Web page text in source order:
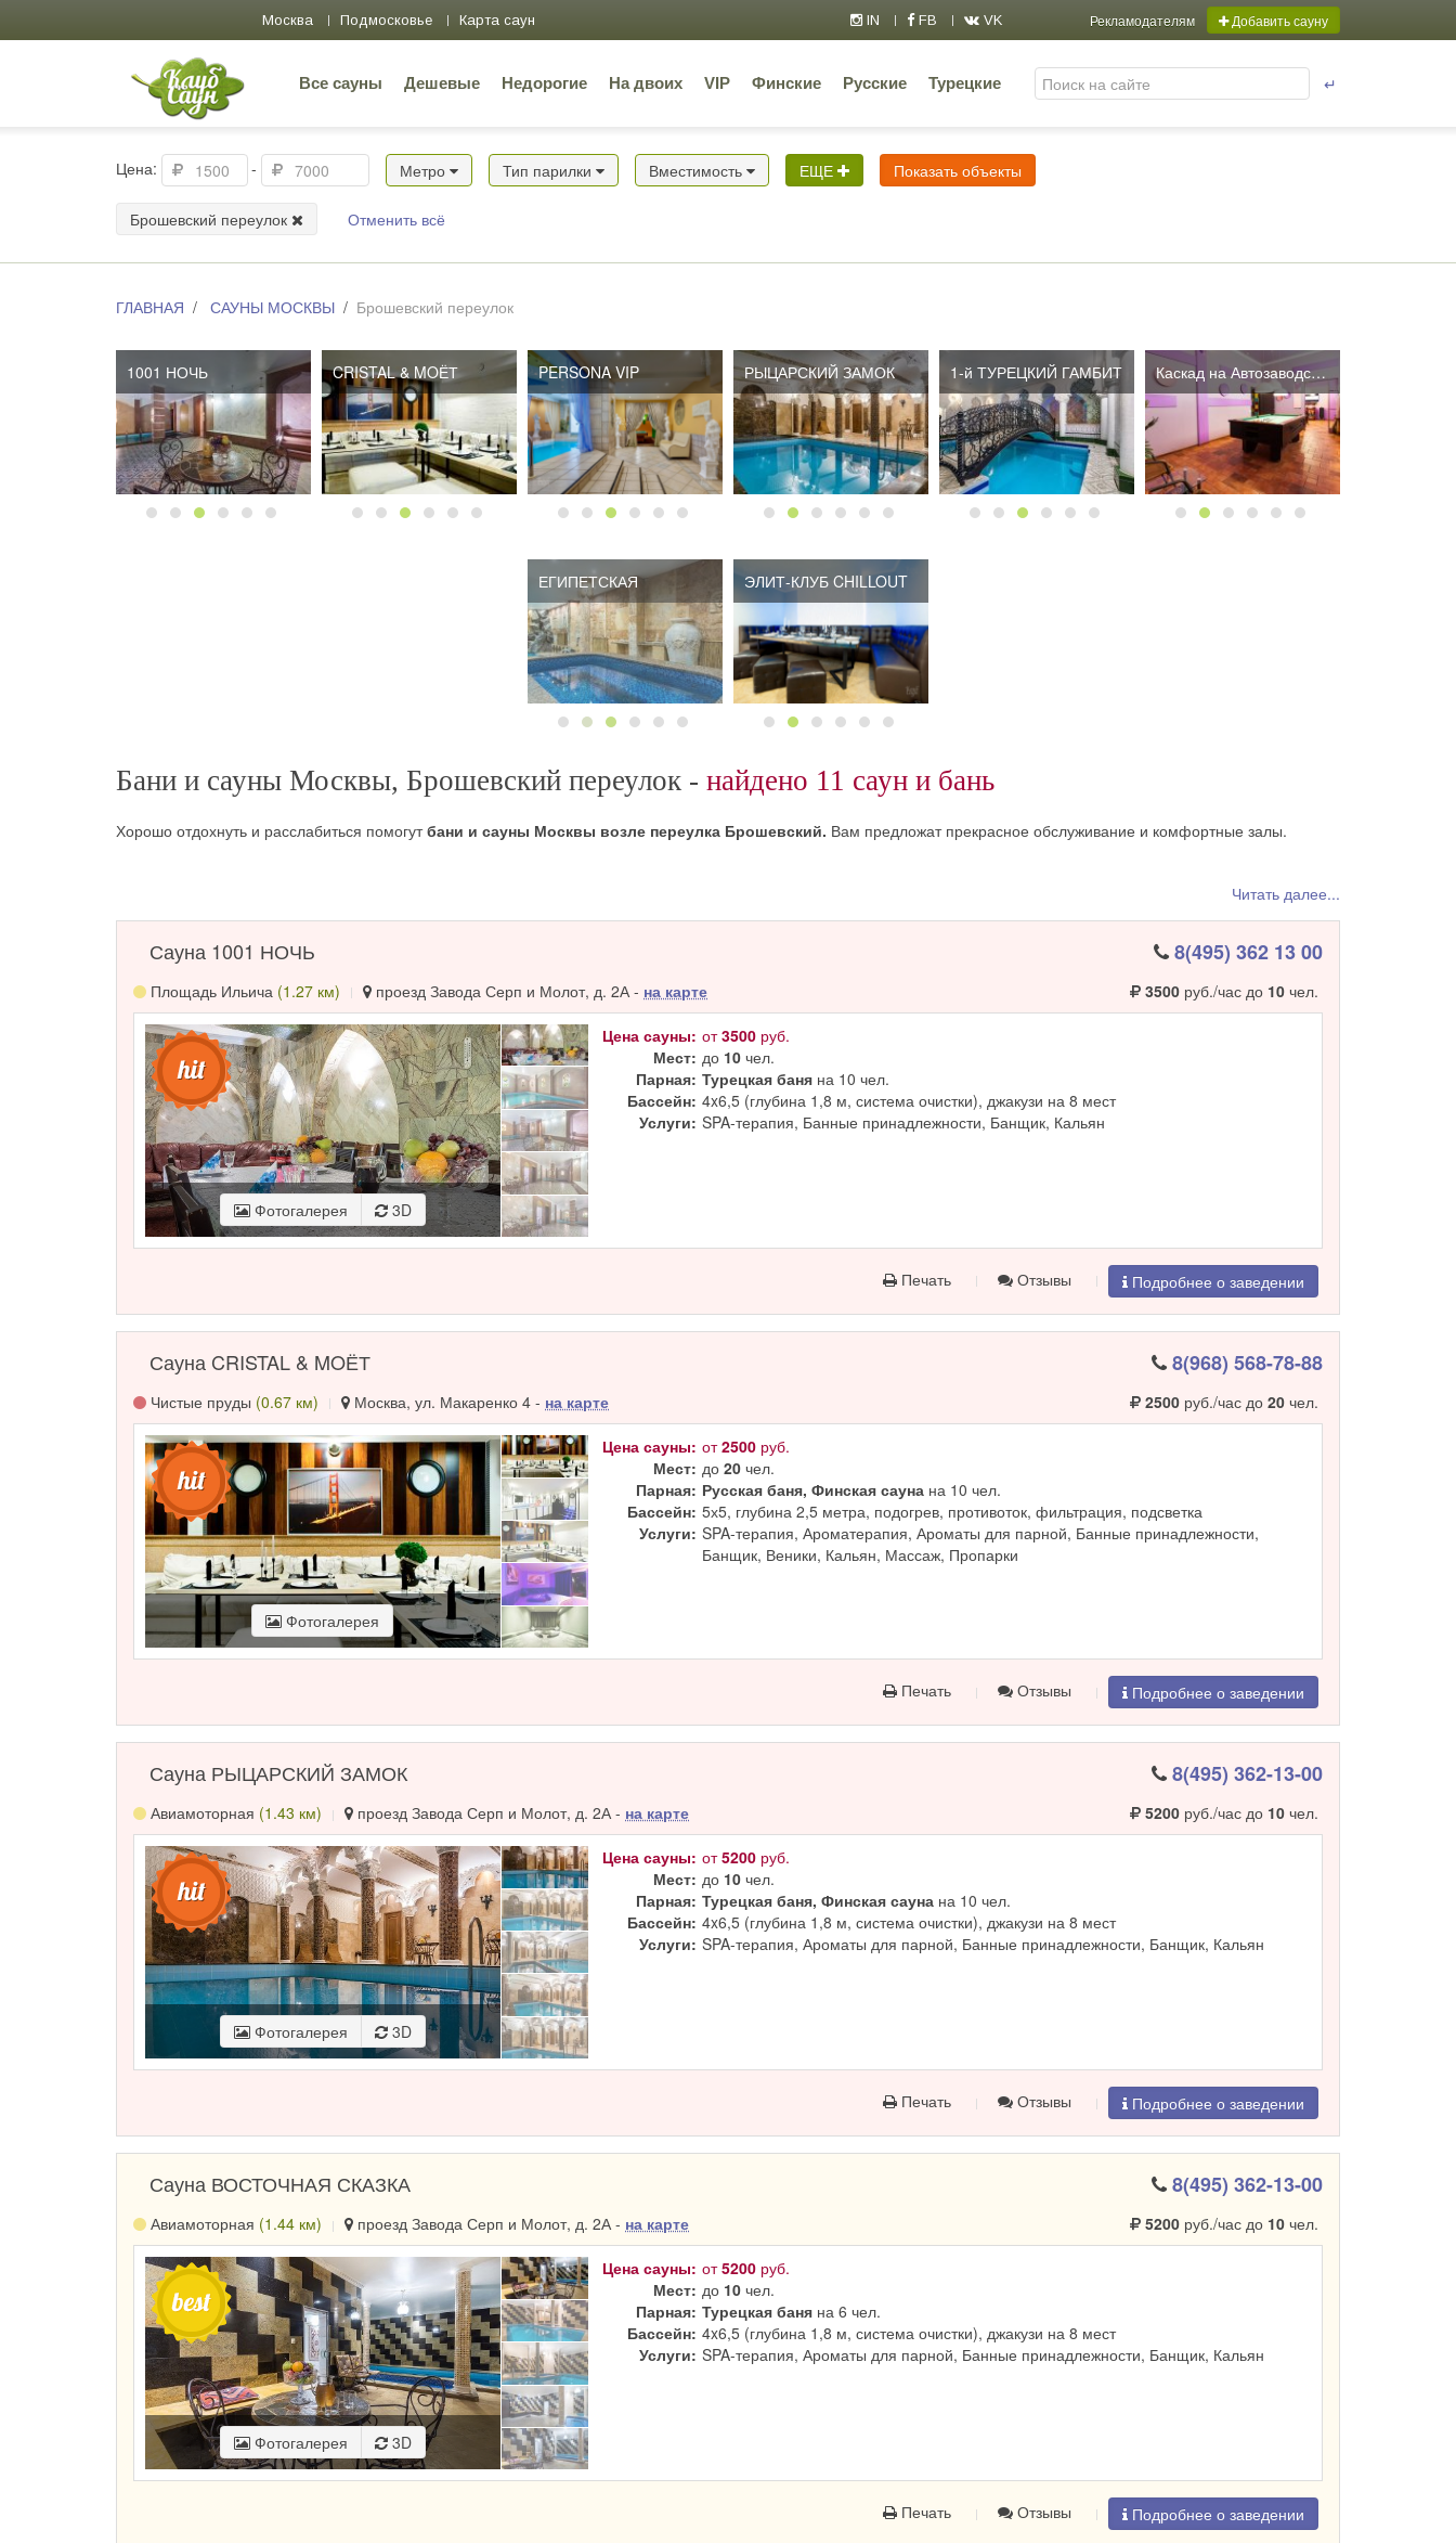
Москва Подмосковье Карта саун IN FB VK Добавить сауну
Рекламодателям
Все сауны Дешевые Недорогие На двоих VIP Финские Русские Турецкие ↵
Цена: - Метро Тип парилки Вместимость ЕЩЕ Показать объекты
Брошевский переулок Отменить всё
ГЛАВНАЯ САУНЫ МОСКВЫ Брошевский переулок
1001 НОЧЬ CRISTAL & MOЁТ PERSONA VIP РЫЦАРСКИЙ ЗАМОК 1-й ТУРЕЦКИЙ ГАМБИТ Каскад на Автозаводской
ЕГИПЕТСКАЯ ЭЛИТ-КЛУБ CHILLOUT
Бани и сауны Москвы, Брошевский переулок - найдено 11 саун и бань
Хорошо отдохнуть и расслабиться помогутбани и сауны Москвы возле переулка Брошевский. Вам предложат прекрасное обслуживание и комфортные залы.
Читать далее...
Сауна 1001 НОЧЬ 8(495) 362 13 00
Площадь Ильича (1.27 км) проезд Завода Серп и Молот, д. 2А - на карте 3500руб./час до 10чел.
Фотогалерея 3D
Цена сауны: от3500 руб.
Мест: до 10 чел.
Парная: Турецкая баня на 10 чел.
Бассейн: 4x6,5 (глубина 1,8 м, система очистки), джакузи на 8 мест
Услуги: SPA-терапия, Банные принадлежности, Банщик, Кальян
Печать Отзывы Подробнее о заведении
Сауна CRISTAL & MOЁТ 8(968) 568-78-88
Чистые пруды (0.67 км) Москва, ул. Макаренко 4 - на карте 2500руб./час до 20чел.
Фотогалерея
Цена сауны: от2500 руб.
Мест: до20 чел.
Парная: Русская баня, Финская сауна на 10 чел.
Бассейн: 5х5, глубина 2,5 метра, подогрев, противоток, фильтрация, подсветка
Услуги: SPA-терапия, Ароматерапия, Ароматы для парной, Банные принадлежности,
Банщик, Веники, Кальян, Массаж, Пропарки
Печать Отзывы Подробнее о заведении
Сауна РЫЦАРСКИЙ ЗАМОК 8(495) 362-13-00
Авиамоторная (1.43 км) проезд Завода Серп и Молот, д. 2А - на карте 5200руб./час до 10чел.
Фотогалерея 3D
Цена сауны: от5200 руб.
Мест: до 10 чел.
Парная: Турецкая баня, Финская сауна на 10 чел.
Бассейн: 4x6,5 (глубина 1,8 м, система очистки), джакузи на 8 мест
Услуги: SPA-терапия, Ароматы для парной, Банные принадлежности, Банщик, Кальян
Печать Отзывы Подробнее о заведении
Сауна ВОСТОЧНАЯ СКАЗКА 8(495) 362-13-00
Авиамоторная (1.44 км) проезд Завода Серп и Молот, д. 2А - на карте 5200руб./час до 10чел.
Фотогалерея 3D
Цена сауны: от5200 руб.
Мест: до 10 чел.
Парная: Турецкая баня на 6 чел.
Бассейн: 4x6,5 (глубина 1,8 м, система очистки), джакузи на 8 мест
Услуги: SPA-терапия, Ароматы для парной, Банные принадлежности, Банщик, Кальян
Печать Отзывы Подробнее о заведении